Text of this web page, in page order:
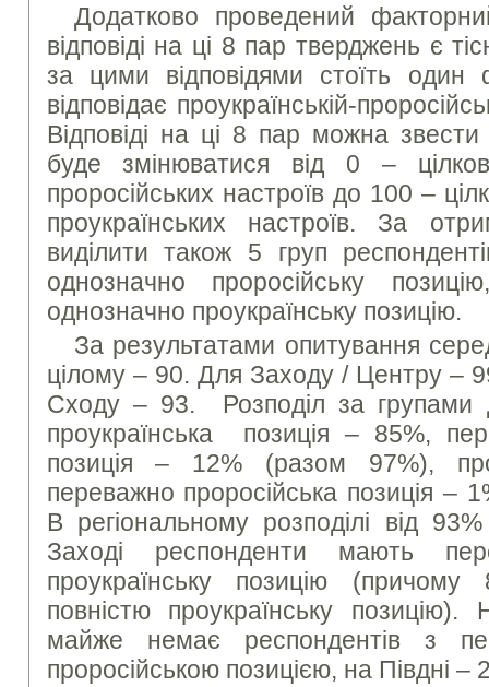
Додатково проведений
відповіді на ці 8 пар тверджень є
за цими відповідями стоїть
відповідає проукраїнській-
Відповіді на ці 8 пар можна
буде змінюватися від 0 –
проросійських настроїв до 100 –
проукраїнських настроїв. За
виділити також 5 груп
однозначно проросійську
однозначно проукраїнську позицію.
За результатами опитування
цілому – 90. Для Заходу / Центру –
Сходу – 93. Розподіл за групами
проукраїнська позиція – 85%,
позиція – 12% (разом 97%),
переважно проросійська позиція –
В регіональному розподілі від
Заході респонденти мають
проукраїнську позицію
повністю проукраїнську
майже немає респондентів з
проросійською позицією, на Півдні –